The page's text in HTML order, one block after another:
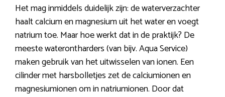
Het mag inmiddels duidelijk zijn: de waterverzachter
haalt calcium en magnesium uit het water en voegt
natrium toe. Maar hoe werkt dat in de praktijk? De
meeste waterontharders (van bijv. Aqua Service)
maken gebruik van het uitwisselen van ionen. Een
cilinder met harsbolletjes zet de calciumionen en
magnesiumionen om in natriumionen. Door dat